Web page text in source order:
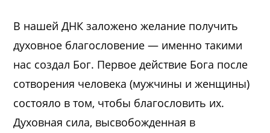
В нашей ДНК заложено желание получить
духовное благословение — именно такими
нас создал Бог. Первое действие Бога после
сотворения человека (мужчины и женщины)
состояло в том, чтобы благословить их.
Духовная сила, высвобожденная в